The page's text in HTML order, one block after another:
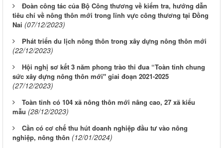
Đoàn công tác của Bộ Công thương về kiểm tra, hướng dẫn
tiêu chí về nông thôn mới trong lĩnh vực công thương tại Đồng
Nai (07/12/2023)
Phát triển du lịch nông thôn trong xây dựng nông thôn mới
(22/12/2023)
Hội nghị sơ kết 3 năm phong trào thi đua “Toàn tỉnh chung
sức xây dựng nông thôn mới" giai đoạn 2021-2025
(27/12/2023)
Toàn tỉnh có 104 xã nông thôn mới nâng cao, 27 xã kiểu
mẫu (28/12/2023)
Cần có cơ chế thu hút doanh nghiệp đầu tư vào nông
nghiệp, nông thôn (12/01/2024)